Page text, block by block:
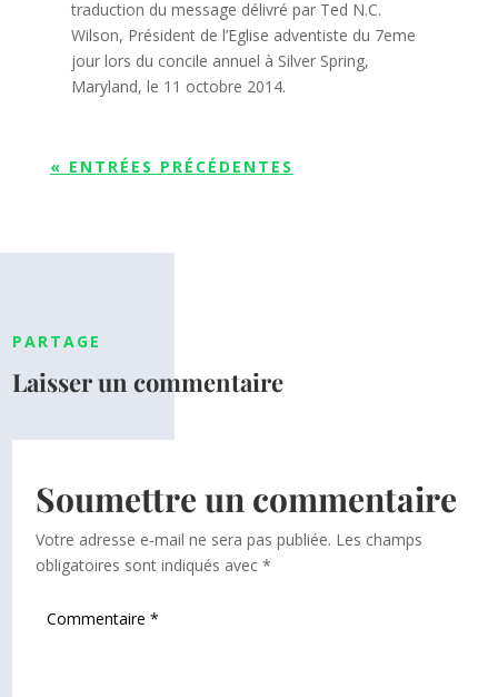
traduction du message délivré par Ted N.C.
Wilson, Président de l’Eglise adventiste du 7eme
jour lors du concile annuel à Silver Spring,
Maryland, le 11 octobre 2014.
« ENTRÉES PRÉCÉDENTES
PARTAGE
Laisser un commentaire
Soumettre un commentaire
Votre adresse e-mail ne sera pas publiée. Les champs
obligatoires sont indiqués avec*